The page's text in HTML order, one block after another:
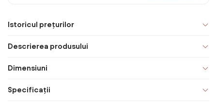
Istoricul prețurilor
Descrierea produsului
Dimensiuni
Specificații